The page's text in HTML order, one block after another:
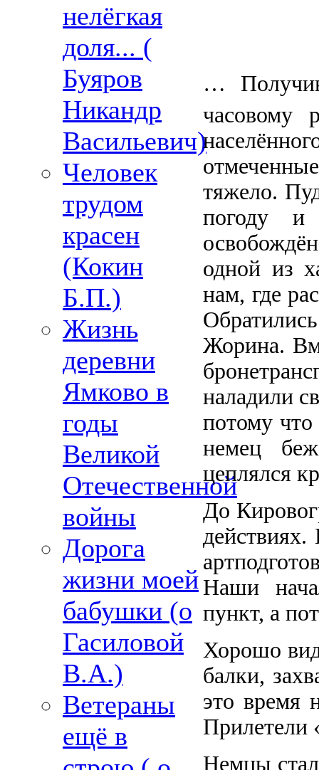
нелёгкая
доля... (
Буяров
Никандр
Васильевич)
Человек
трудом
красен
(Кокин
Б.П.)
Жизнь
деревни
Ямково в
годы
Великой
Отечественной
войны
Дорога
жизни моей
бабушки (о
Гасиловой
В.А.)
Ветераны
ещё в
…
часовому
тяжело.
погоду и
одной из
нам, где
Жорина.
наладили
потому
немец
цеплялся
До
Наши
пункт, а
Хорошо
балки,
это время
Прилетели
Немцы